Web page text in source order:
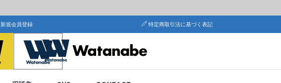
新規会員登録 特定商取引法に基づく表記